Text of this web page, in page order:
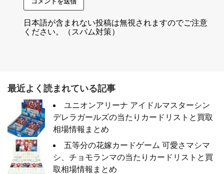
日本語が含まれない投稿は無視されますのでご注意
ください。（スパム対策）
最近よく読まれている記事
ユニオンアリーナ アイドルマスターシン
デレラガールズの当たりカードリストと買取
相場情報まとめ
五等分の花嫁カードゲーム 可愛さマシマ
シ、チョモランマの当たりカードリストと買
取相場情報まとめ